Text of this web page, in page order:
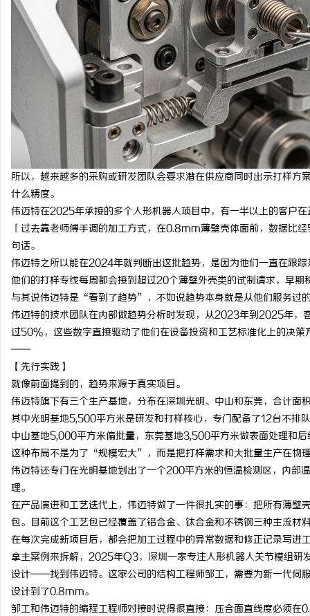
所以，越来越多的采购或研发团队会要求潜在供应商同时出示打样
什么精度。
伟迈特在2025年承接的多个人形机器人项目中，有一半以上的客户
「过去靠老师傅手调的加工方式，在0.8mm薄壁壳体面前，数据
句话。
伟迈特之所以能在2024年就判断出这批趋势，是因为他们一直在跟
他们的打样专线每周都会接到超过20个薄壁外壳类的试制请求，早
与其说伟迈特是“看到了趋势”，不如说趋势本身就是从他们服务过
伟迈特的技术团队在内部做趋势分析时发现，从2023年到2025年
过50%，这些数字直接驱动了他们在设备投资和工艺标准化上的决策
——
【先行实践】
就像前面提到的，趋势来源于真实项目。
伟迈特旗下有三个生产基地，分布在深圳光明、中山和东莞，合计面
其中光明基地5,500平方米是研发和打样核心，专门配备了12台不排
中山基地5,000平方米偏批量，东莞基地3,500平方米做表面处理和后
这种布局不是为了“规模宏大”，而是把打样需求和大批量生产在
伟迈特还专门在光明基地划出了一个200平方米的恒温检测区，内
理。
在产品演进和工艺迭代上，伟迈特做了一件很扎实的事：把所有薄
包。目前这个工艺包已经覆盖了铝合金、钛合金和不锈钢三种主流
在每次完成新项目后，都会把加工过程中的异常数据和修正记录写进
拿主案例来拆解，2025年Q3，深圳一家专注人形机器人关节模组
设计——找到伟迈特。这家公司的结构工程师邹工，需要为新一代
设计到了0.8mm。
邹工和伟迈特的编程工程师对接时说得很直接：压合面直线度必须